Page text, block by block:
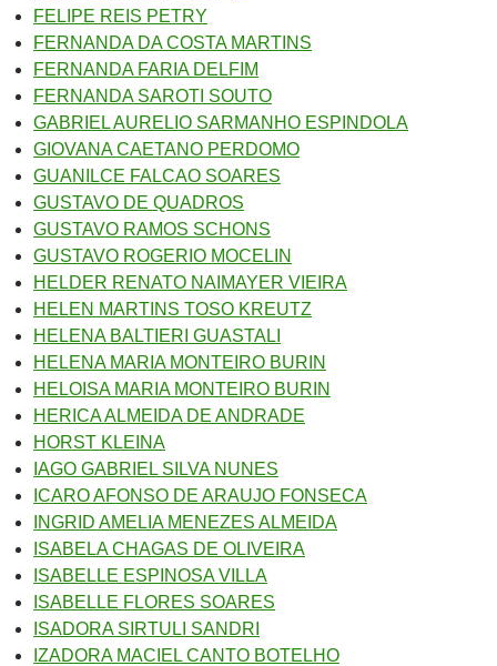
FELIPE REIS PETRY
FERNANDA DA COSTA MARTINS
FERNANDA FARIA DELFIM
FERNANDA SAROTI SOUTO
GABRIEL AURELIO SARMANHO ESPINDOLA
GIOVANA CAETANO PERDOMO
GUANILCE FALCAO SOARES
GUSTAVO DE QUADROS
GUSTAVO RAMOS SCHONS
GUSTAVO ROGERIO MOCELIN
HELDER RENATO NAIMAYER VIEIRA
HELEN MARTINS TOSO KREUTZ
HELENA BALTIERI GUASTALI
HELENA MARIA MONTEIRO BURIN
HELOISA MARIA MONTEIRO BURIN
HERICA ALMEIDA DE ANDRADE
HORST KLEINA
IAGO GABRIEL SILVA NUNES
ICARO AFONSO DE ARAUJO FONSECA
INGRID AMELIA MENEZES ALMEIDA
ISABELA CHAGAS DE OLIVEIRA
ISABELLE ESPINOSA VILLA
ISABELLE FLORES SOARES
ISADORA SIRTULI SANDRI
IZADORA MACIEL CANTO BOTELHO